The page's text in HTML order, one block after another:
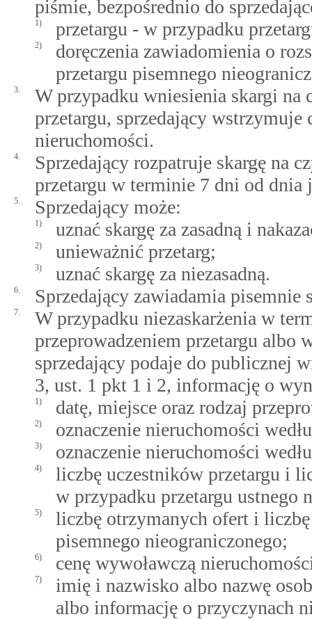
piśmie, bezpośrednio do
1) przetargu - w przypadku
2)
doręczenia zawiadomienia o
przetargu pisemnego
3.
W przypadku wniesienia skargi na
przetargu, sprzedający wstrzymuje
nieruchomości.
4.
Sprzedający rozpatruje skargę na
przetargu w terminie 7 dni od dnia
5. Sprzedający może:
1) uznać skargę za zasadną i
2) unieważnić przetarg;
3) uznać skargę za niezasadną.
6. Sprzedający zawiadamia pisemnie
7.
W przypadku niezaskarżenia w
przeprowadzeniem przetargu albo
sprzedający podaje do publicznej
3, ust. 1 pkt 1 i 2, informację o
1) datę, miejsce oraz rodzaj
2) oznaczenie nieruchomości
3) oznaczenie nieruchomości
4)
liczbę uczestników przetargu i
w przypadku przetargu ustnego
5)
liczbę otrzymanych ofert i
pisemnego nieograniczonego;
6) cenę wywoławczą
7)
imię i nazwisko albo nazwę
albo informację o przyczynach